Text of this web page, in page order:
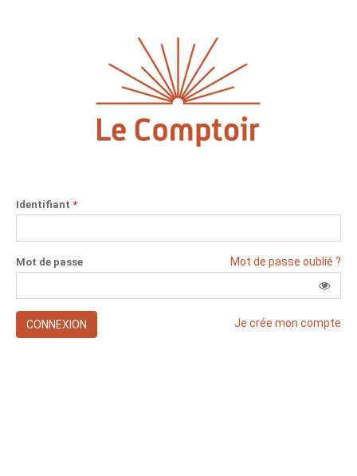
Identifiant *
Mot de passe oublié ?
Mot de passe
CONNEXION Je crée mon compte